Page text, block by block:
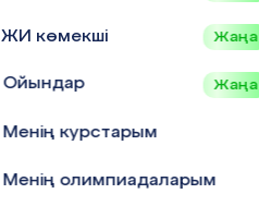
ЖИ көмекші Жаңа
Ойындар Жаңа
Менің курстарым
Менің олимпиадаларым